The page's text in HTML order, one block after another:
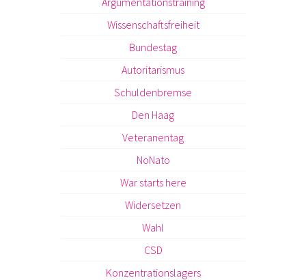
Wissenschaftsfreiheit
Bundestag
Autoritarismus
Schuldenbremse
Den Haag
Veteranentag
NoNato
War starts here
Widersetzen
Wahl
CSD
Konzentrationslagers